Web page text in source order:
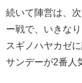
続いて陣営は、
ー戦で、いきな
スギノハヤカゼ
サンデーが2番人